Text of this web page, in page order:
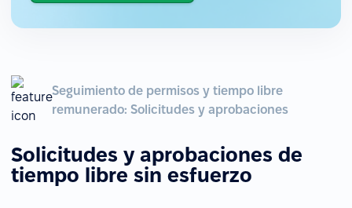
Seguimiento de permisos y tiempo libre
remunerado: Solicitudes y aprobaciones
Solicitudes y aprobaciones de
tiempo libre sin esfuerzo